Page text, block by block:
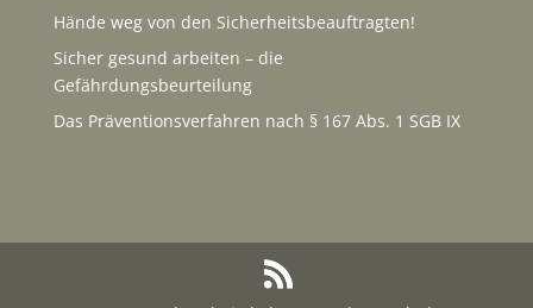
Hände weg von den Sicherheitsbeauftragten!
Sicher gesund arbeiten – die
Gefährdungsbeurteilung
Das Präventionsverfahren nach § 167 Abs. 1 SGB IX